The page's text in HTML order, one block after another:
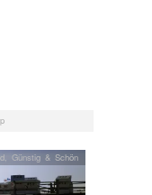
,Günstig & Schön